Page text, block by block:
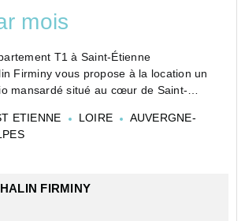
mois
T1 à Saint-Étienne
Firminy vous propose à la location un
mansardé situé au cœur de Saint-
Ce bien, d'une superficie de 19,51
ETIENNE LOIRE
AUVERGNE-
FIRMINY
l'agence